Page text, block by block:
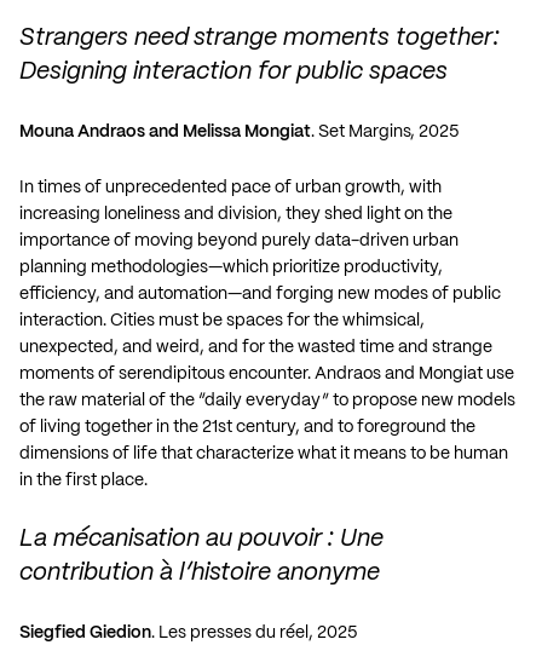
Strangers need strange moments together:
Designing interaction for public spaces
Mouna Andraos and Melissa Mongiat. Set Margins, 2025
In times of unprecedented pace of urban growth, with
increasing loneliness and division, they shed light on the
importance of moving beyond purely data-driven urban
planning methodologies—which prioritize productivity,
efficiency, and automation—and forging new modes of public
interaction. Cities must be spaces for the whimsical,
unexpected, and weird, and for the wasted time and strange
moments of serendipitous encounter. Andraos and Mongiat use
the raw material of the “daily everyday” to propose new models
of living together in the 21st century, and to foreground the
dimensions of life that characterize what it means to be human
in the first place.
La mécanisation au pouvoir : Une
contribution à l’histoire anonyme
Siegfied Giedion. Les presses du réel, 2025